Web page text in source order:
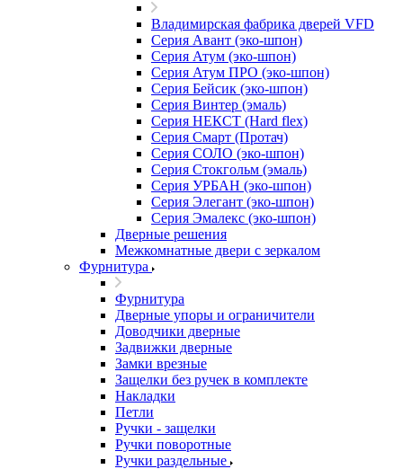
Владимирская фабрика дверей VFD
Серия Авант (эко-шпон)
Серия Атум (эко-шпон)
Серия Атум ПРО (эко-шпон)
Серия Бейсик (эко-шпон)
Серия Винтер (эмаль)
Серия НЕКСТ (Hard flex)
Серия Смарт (Протач)
Серия СОЛО (эко-шпон)
Серия Стокгольм (эмаль)
Серия УРБАН (эко-шпон)
Серия Элегант (эко-шпон)
Серия Эмалекс (эко-шпон)
Дверные решения
Межкомнатные двери c зеркалом
Фурнитура
Фурнитура
Дверные упоры и ограничители
Доводчики дверные
Задвижки дверные
Замки врезные
Защелки без ручек в комплекте
Накладки
Петли
Ручки - защелки
Ручки поворотные
Ручки раздельные